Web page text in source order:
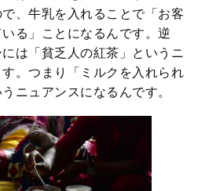
、牛乳を入れることで「お客
る」ことになるんです。逆
は「貧乏人の紅茶」というニ
。つまり「ミルクを入れられ
ニュアンスになるんです。